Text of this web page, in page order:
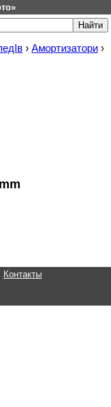
› Амортизатори ›
Контакты